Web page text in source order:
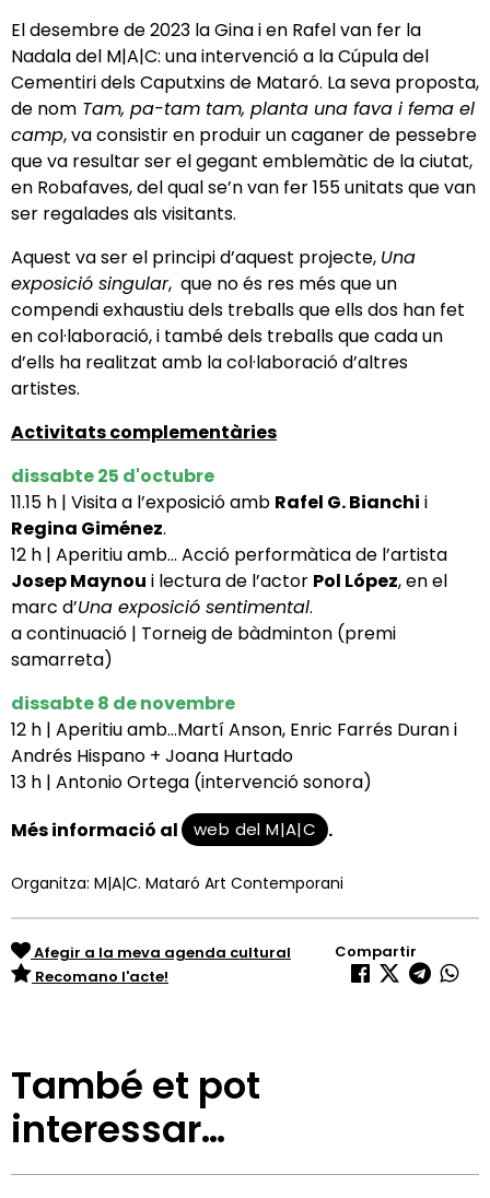
El desembre de 2023 la Gina i en Rafel van fer la
Nadala del M|A|C: una intervenció a la Cúpula del
Cementiri dels Caputxins de Mataró. La seva proposta,
de nom Tam, pa-tam tam, planta una fava i fema el
camp, va consistir en produir un caganer de pessebre
que va resultar ser el gegant emblemàtic de la ciutat,
en Robafaves, del qual se’n van fer 155 unitats que van
ser regalades als visitants.
Aquest va ser el principi d’aquest projecte, Una
exposició singular, que no és res més que un
compendi exhaustiu dels treballs que ells dos han fet
en col·laboració, i també dels treballs que cada un
d’ells ha realitzat amb la col·laboració d’altres
artistes.
Activitats complementàries
dissabte 25 d'octubre
11.15 h | Visita a l’exposició amb Rafel G. Bianchi i
Regina Giménez.
12 h | Aperitiu amb... Acció performàtica de l’artista
Josep Maynou i lectura de l’actor Pol López, en el
marc d’Una exposició sentimental.
a continuació | Torneig de bàdminton (premi
samarreta)
dissabte 8 de novembre
12 h | Aperitiu amb...Martí Anson, Enric Farrés Duran i
Andrés Hispano + Joana Hurtado
13 h | Antonio Ortega (intervenció sonora)
Més informació al
web del M|A|C .
Organitza: M|A|C. Mataró Art Contemporani
Afegir a la meva agenda cultural
Recomano l'acte!
Compartir
També et pot
interessar…